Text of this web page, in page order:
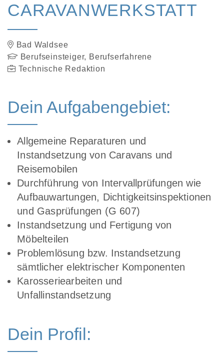
CARAVANWERKSTATT
Bad Waldsee
Berufseinsteiger, Berufserfahrene
Technische Redaktion
Dein Aufgabengebiet:
Allgemeine Reparaturen und
Instandsetzung von Caravans und
Reisemobilen
Durchführung von Intervallprüfungen wie
Aufbauwartungen, Dichtigkeitsinspektionen
und Gasprüfungen (G 607)
Instandsetzung und Fertigung von
Möbelteilen
Problemlösung bzw. Instandsetzung
sämtlicher elektrischer Komponenten
Karosseriearbeiten und
Unfallinstandsetzung
Dein Profil: